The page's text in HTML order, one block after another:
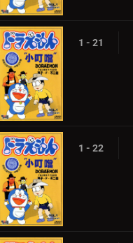
1 - 21
1 - 22